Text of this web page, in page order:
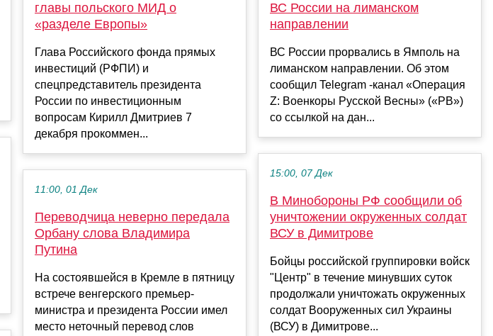
главы польского МИД о
«разделе Европы»
Глава Российского фонда прямых
инвестиций (РФПИ) и
спецпредставитель президента
России по инвестиционным
вопросам Кирилл Дмитриев 7
декабря прокоммен...
11:00, 01 Дек
Переводчица неверно передала
Орбану слова Владимира
Путина
На состоявшейся в Кремле в пятницу
встрече венгерского премьер-
министра и президента России имел
место неточный перевод слов
ВС России на лиманском
направлении
ВС России прорвались в Ямполь на
лиманском направлении. Об этом
сообщил Telegram -канал «Операция
Z: Военкоры Русской Весны» («РВ»)
со ссылкой на дан...
15:00, 07 Дек
В Минобороны РФ сообщили об
уничтожении окруженных солдат
ВСУ в Димитрове
Бойцы российской группировки войск
"Центр" в течение минувших суток
продолжали уничтожать окруженных
солдат Вооруженных сил Украины
(ВСУ) в Димитрове...